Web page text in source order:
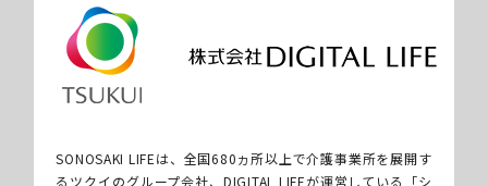
SONOSAKI LIFEは、全国680ヵ所以上で介護事業所を展開す
るツクイのグループ会社、DIGITAL LIFEが運営している「シ